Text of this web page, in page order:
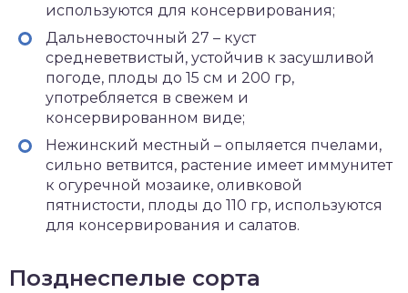
используются для консервирования;
Дальневосточный 27 – куст
средневетвистый, устойчив к засушливой
погоде, плоды до 15 см и 200 гр,
употребляется в свежем и
консервированном виде;
Нежинский местный – опыляется пчелами,
сильно ветвится, растение имеет иммунитет
к огуречной мозаике, оливковой
пятнистости, плоды до 110 гр, используются
для консервирования и салатов.
Позднеспелые сорта